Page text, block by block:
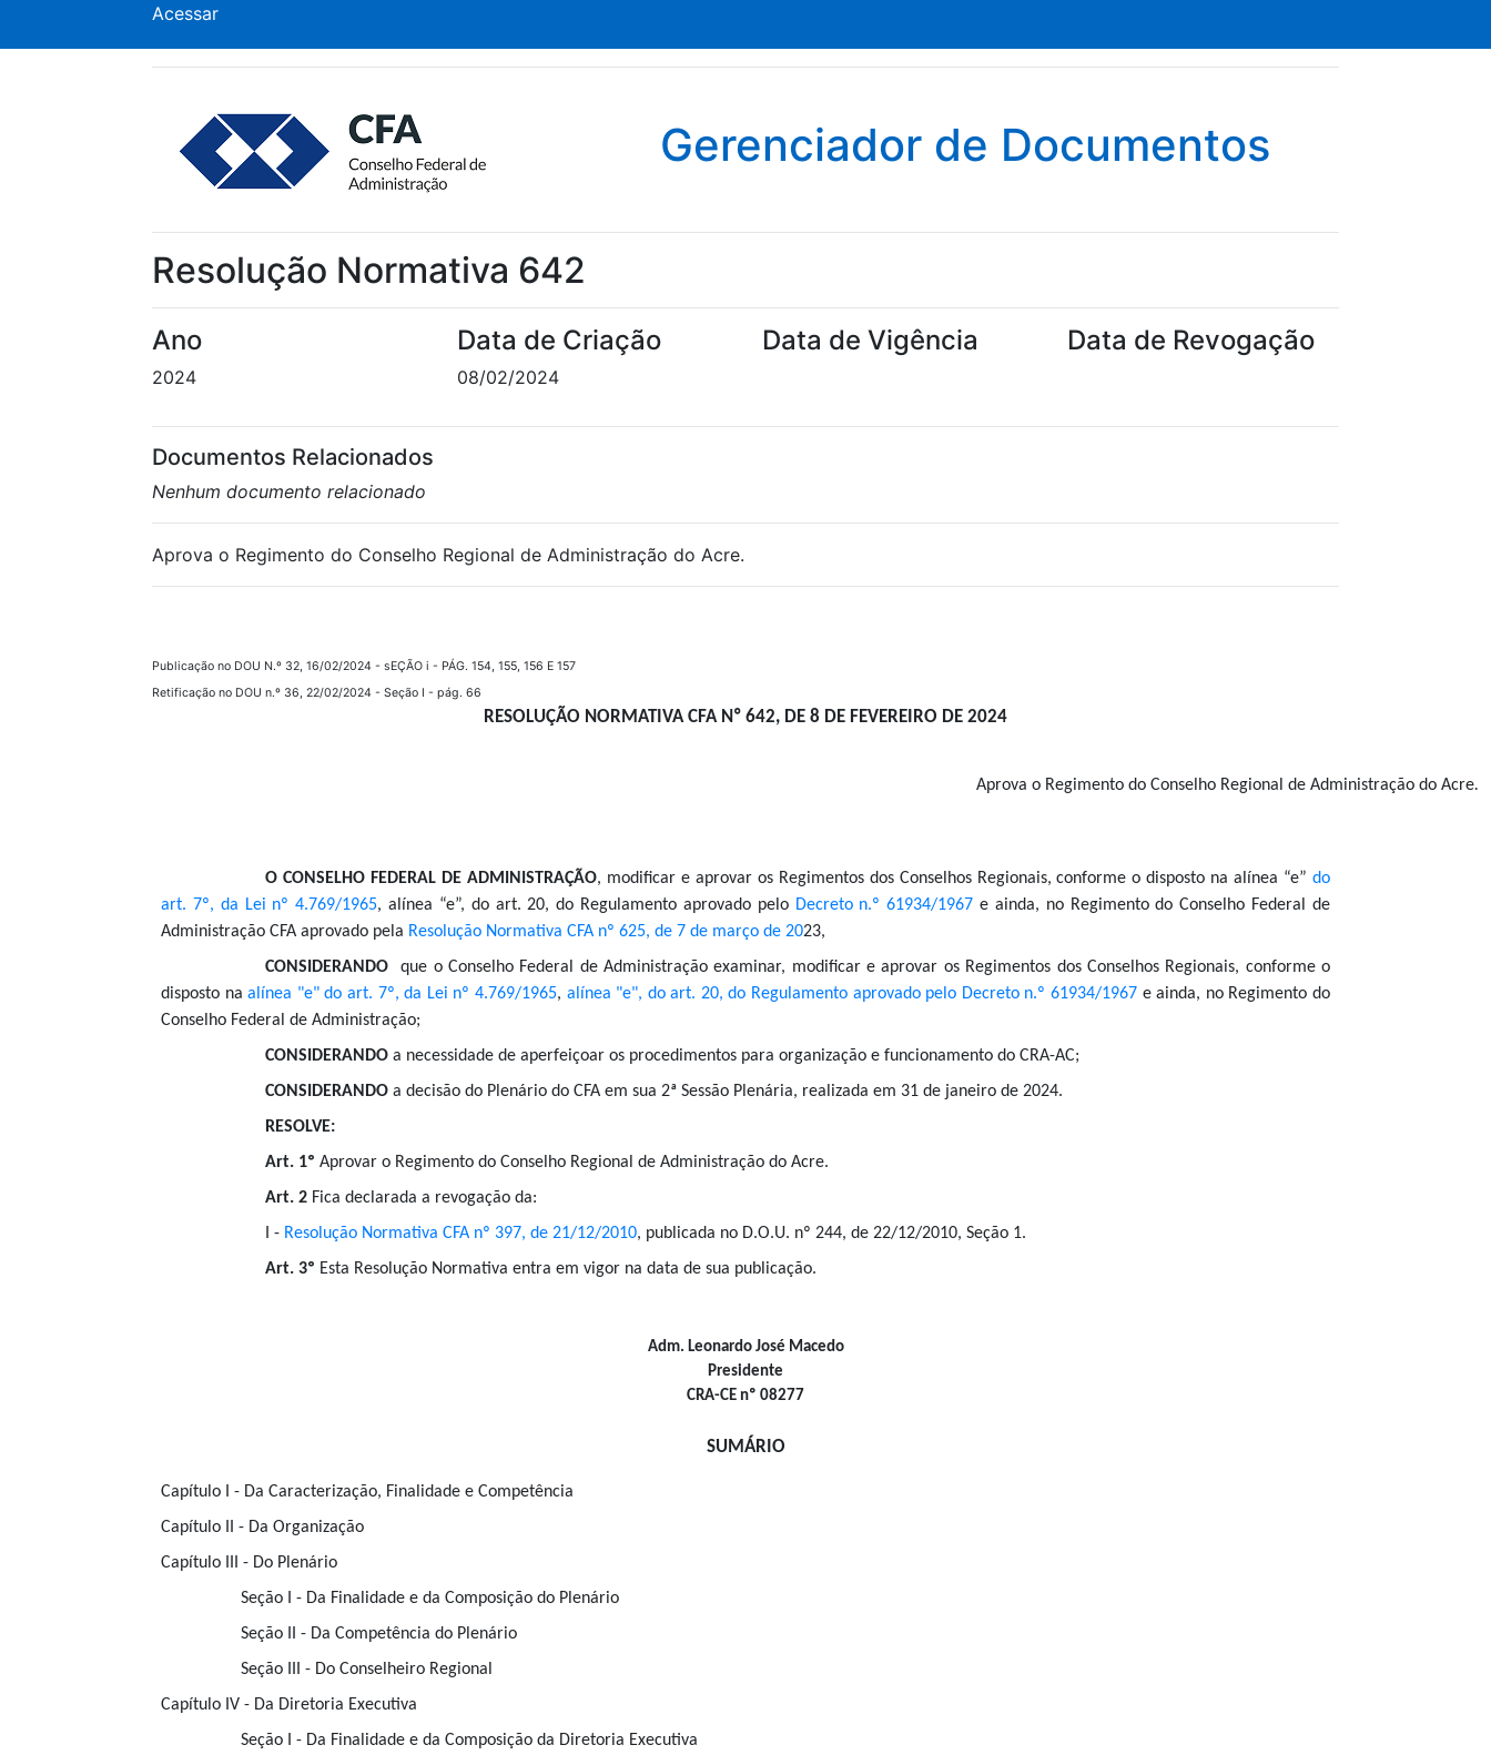
Acessar
Gerenciador de Documentos
Resolução Normativa 642
Ano
2024
Data de Criação
08/02/2024
Data de Vigência Data de Revogação
Documentos Relacionados
Nenhum documento relacionado
Aprova o Regimento do Conselho Regional de Administração do Acre.
Publicação no DOU N.º 32, 16/02/2024 - sEÇÃO i - PÁG. 154, 155, 156 E 157
Retificação no DOU n.º 36, 22/02/2024 - Seção I - pág. 66
RESOLUÇÃO NORMATIVA CFA Nº 642, DE 8 DE FEVEREIRO DE 2024
Aprova o Regimento do Conselho Regional de Administração do Acre.
O CONSELHO FEDERAL DE ADMINISTRAÇÃO, modificar e aprovar os Regimentos dos Conselhos Regionais, conforme o disposto na alínea “e” do
art. 7º, da Lei nº 4.769/1965, alínea “e”, do art. 20, do Regulamento aprovado pelo Decreto n.º 61934/1967 e ainda, no Regimento do Conselho Federal de
Administração CFA aprovado pela Resolução Normativa CFA nº 625, de 7 de março de 2023,
CONSIDERANDO
que o Conselho Federal de Administração examinar, modificar e aprovar os Regimentos dos Conselhos Regionais, conforme o
disposto naalínea "e" do art. 7º, da Lei nº 4.769/1965, alínea "e", do art. 20, do Regulamento aprovado pelo Decreto n.º 61934/1967 e ainda, no Regimento do
Conselho Federal de Administração;
CONSIDERANDOa necessidade de aperfeiçoar os procedimentos para organização e funcionamento do CRA-AC;
CONSIDERANDOa decisão do Plenário do CFA em sua 2ª Sessão Plenária, realizada em 31 de janeiro de 2024.
RESOLVE:
Art. 1ºAprovar o Regimento do Conselho Regional de Administração do Acre.
Art. 2 Fica declarada a revogação da:
I - Resolução Normativa CFA nº 397, de 21/12/2010, publicada no D.O.U. nº 244, de 22/12/2010, Seção 1.
Art. 3º Esta Resolução Normativa entra em vigor na data de sua publicação.
Adm. Leonardo José Macedo
Presidente
CRA-CE nº 08277
SUMÁRIO
Capítulo I - Da Caracterização, Finalidade e Competência
Capítulo II - Da Organização
Capítulo III - Do Plenário
Seção I - Da Finalidade e da Composição do Plenário
Seção II - Da Competência do Plenário
Seção III - Do Conselheiro Regional
Capítulo IV - Da Diretoria Executiva
Seção I - Da Finalidade e da Composição da Diretoria Executiva